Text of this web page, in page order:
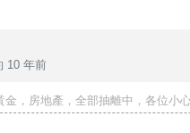
10 年前
金，房地產，全部抽離中，各位小